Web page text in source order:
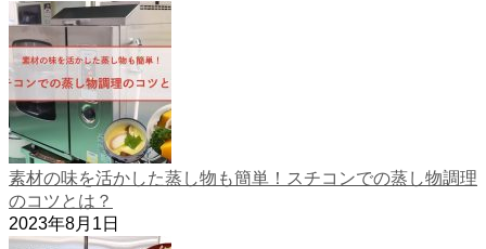
素材の味を活かした蒸し物も簡単！スチコンでの蒸し物調理
のコツとは？
2023年8月1日